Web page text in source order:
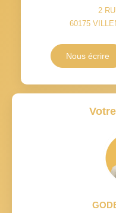
2
60175
Nous écrire